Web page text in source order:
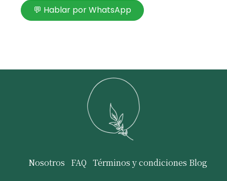
💬 Hablar por WhatsApp
Nosotros FAQ Términos y condiciones Blog